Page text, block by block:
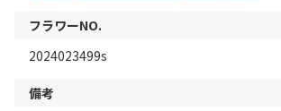
フラワーNO.
2024023499s
備考